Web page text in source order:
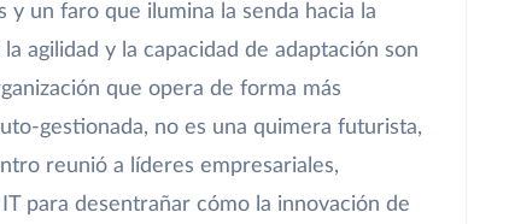
y un faro que ilumina la senda hacia la
agilidad y la capacidad de adaptación son
que opera de forma más
gestionada, no es una quimera futurista,
reunió a líderes empresariales,
para desentrañar cómo la innovación de